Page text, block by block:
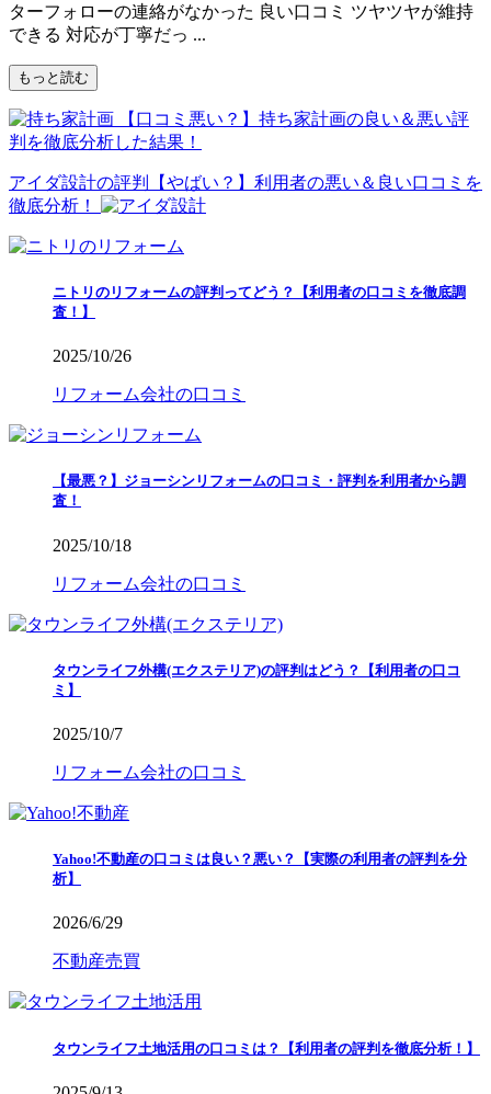
ターフォローの連絡がなかった 良い口コミ ツヤツヤが維持
できる 対応が丁寧だっ ...
もっと読む
【口コミ悪い？】持ち家計画の良い＆悪い評
判を徹底分析した結果！
アイダ設計の評判【やばい？】利用者の悪い＆良い口コミを
徹底分析！
ニトリのリフォームの評判ってどう？【利用者の口コミを徹底調
査！】
2025/10/26
リフォーム会社の口コミ
【最悪？】ジョーシンリフォームの口コミ・評判を利用者から調
査！
2025/10/18
リフォーム会社の口コミ
タウンライフ外構(エクステリア)の評判はどう？【利用者の口コ
ミ】
2025/10/7
リフォーム会社の口コミ
Yahoo!不動産の口コミは良い？悪い？【実際の利用者の評判を分
析】
2026/6/29
不動産売買
タウンライフ土地活用の口コミは？【利用者の評判を徹底分析！】